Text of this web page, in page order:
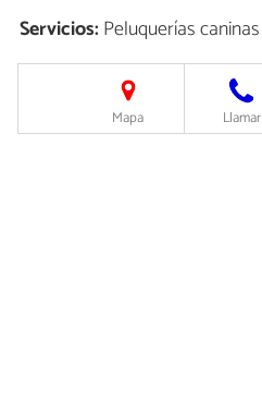
Servicios:Peluquerías caninas
Mapa Llamar